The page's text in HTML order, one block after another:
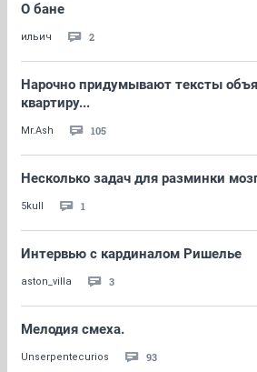
О бане
ильич 2
Нарочно придумывают тексты
квартиру...
Mr.Ash 105
Несколько задач для разминки
5kull 1
Интервью с кардиналом Ришелье
aston_villa 3
Мелодия смеха.
Unserpentecurios 93